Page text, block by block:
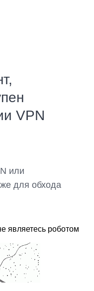
VPN
или
для обхода
являетесь роботом